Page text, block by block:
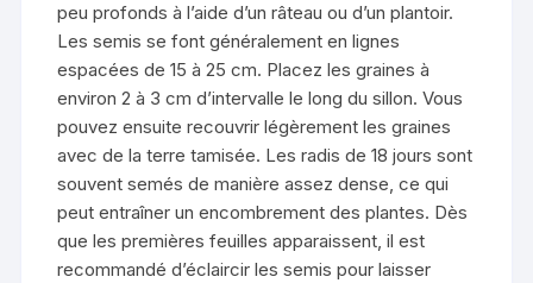
peu profonds à l’aide d’un râteau ou d’un plantoir.
Les semis se font généralement en lignes
espacées de 15 à 25 cm. Placez les graines à
environ 2 à 3 cm d’intervalle le long du sillon. Vous
pouvez ensuite recouvrir légèrement les graines
avec de la terre tamisée. Les radis de 18 jours sont
souvent semés de manière assez dense, ce qui
peut entraîner un encombrement des plantes. Dès
que les premières feuilles apparaissent, il est
recommandé d’éclaircir les semis pour laisser